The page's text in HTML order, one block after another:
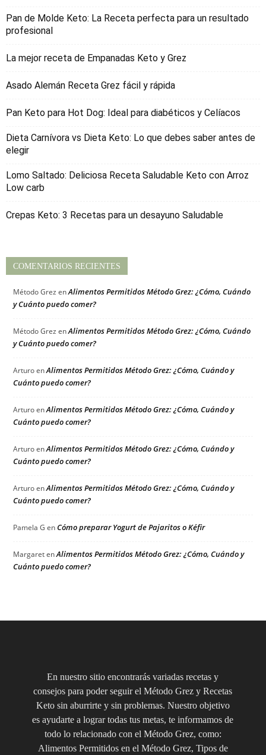
Pan de Molde Keto: La Receta perfecta para un resultado
profesional
La mejor receta de Empanadas Keto y Grez
Asado Alemán Receta Grez fácil y rápida
Pan Keto para Hot Dog: Ideal para diabéticos y Celíacos
Dieta Carnívora vs Dieta Keto: Lo que debes saber antes de
elegir
Lomo Saltado: Deliciosa Receta Saludable Keto con Arroz
Low carb
Crepas Keto: 3 Recetas para un desayuno Saludable
COMENTARIOS RECIENTES
Método Grez enAlimentos Permitidos Método Grez: ¿Cómo, Cuándo
y Cuánto puedo comer?
Método Grez enAlimentos Permitidos Método Grez: ¿Cómo, Cuándo
y Cuánto puedo comer?
ArturoenAlimentos Permitidos Método Grez: ¿Cómo, Cuándo y
Cuánto puedo comer?
ArturoenAlimentos Permitidos Método Grez: ¿Cómo, Cuándo y
Cuánto puedo comer?
ArturoenAlimentos Permitidos Método Grez: ¿Cómo, Cuándo y
Cuánto puedo comer?
ArturoenAlimentos Permitidos Método Grez: ¿Cómo, Cuándo y
Cuánto puedo comer?
Pamela G enCómo preparar Yogurt de Pajaritos o Kéfir
MargaretenAlimentos Permitidos Método Grez: ¿Cómo, Cuándo y
Cuánto puedo comer?
En nuestro sitio encontrarás variadas recetas y
consejos para poder seguir el Método Grez y Recetas
Keto sin aburrirte y sin problemas. Nuestro objetivo
es ayudarte a lograr todas tus metas, te informamos de
todo lo relacionado con el Método Grez, como:
Alimentos Permitidos en el Método Grez, Tipos de